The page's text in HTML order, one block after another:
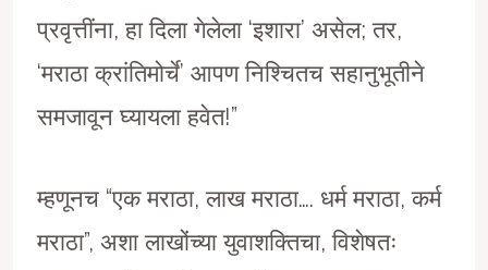
प्रवृत्तींना, हा दिला गेलेला ‘इशारा’ असेल; तर,
‘मराठा क्रांतिमोर्चे’ आपण निश्चितच सहानुभूतीने
समजावून घ्यायला हवेत!”
म्हणूनच “एक मराठा, लाख मराठा…. धर्म मराठा, कर्म
मराठा”, अशा लाखोंच्या युवाशक्तिचा, विशेषतः